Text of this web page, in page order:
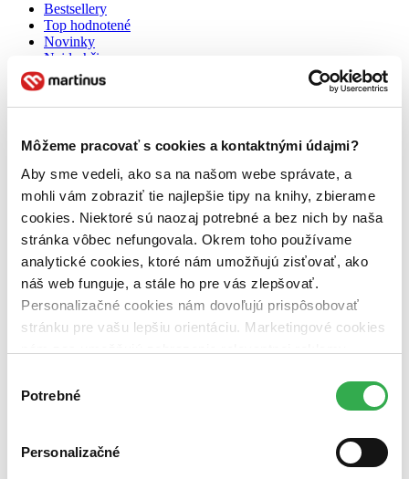
Môžeme pracovať s cookies a kontaktnými údajmi?
Aby sme vedeli, ako sa na našom webe správate, a
mohli vám zobraziť tie najlepšie tipy na knihy, zbierame
cookies. Niektoré sú naozaj potrebné a bez nich by naša
stránka vôbec nefungovala. Okrem toho používame
analytické cookies, ktoré nám umožňujú zisťovať, ako
náš web funguje, a stále ho pre vás zlepšovať.
Personalizačné cookies nám dovoľujú prispôsobovať
stránku pre vašu lepšiu orientáciu. Marketingové cookies
nám pomohlo, keby sme mohli používať všetky tieto
súhlasu
Potrebné
Personalizačné
Bestsellery
Top hodnotené
Novinky
Najdrahšie
Najlacnejšie
Najvyššia zľava